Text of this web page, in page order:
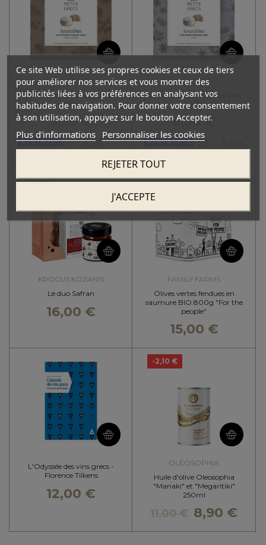
PETITS GRECS
Kourabiedes amandes et café -
180g
7,50 €
4.5/ 5-
PETITS GRECS
Kourabiedes pistaches et anis -
180g
8,50 €
5/
PACK
KROCUS KOZANIS
Le duo Safran
16,00 €
FAMILY FARMS
Olives vertes fendues en
saumure BIO 800g "For the
people"
15,00 €
L'Odyssée des vins grecs -
Florence Tilkens
12,00 €
-2,10 €
OLEOSOPHIA
Huile d'olive Oleosophia
"Manaki" et "Megaritiki"
250ml
11,00 € 8,90 €
Ce site Web utilise ses propres cookies et ceux de tiers
pour améliorer nos services et vous montrer des
publicités liées à vos préférences en analysant vos
habitudes de navigation. Pour donner votre consentement
à son utilisation, appuyez sur le bouton Accepter.
Plus d'informations Personnaliser les cookies
REJETER TOUT
J'ACCEPTE